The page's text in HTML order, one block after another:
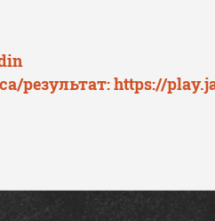
результат:https://